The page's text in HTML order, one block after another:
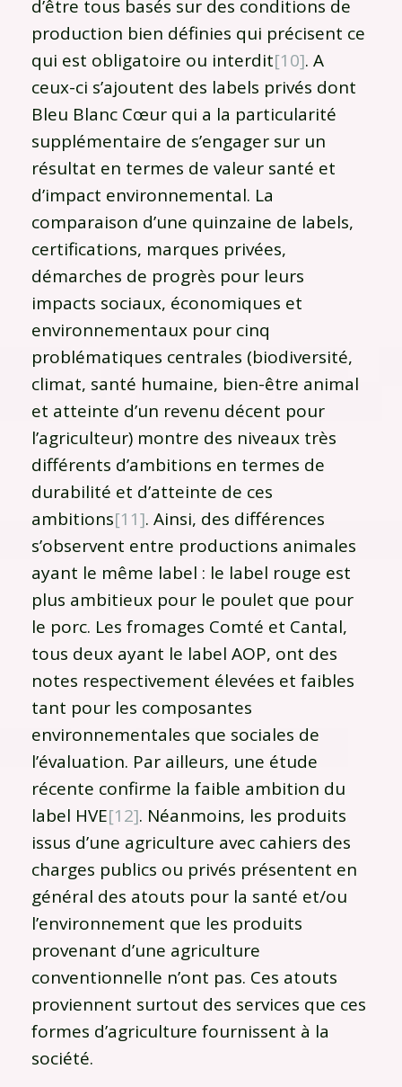
d’être tous basés sur des conditions de
production bien définies qui précisent ce
qui est obligatoire ou interdit[10]. A
ceux-ci s’ajoutent des labels privés dont
Bleu Blanc Cœur qui a la particularité
supplémentaire de s’engager sur un
résultat en termes de valeur santé et
d’impact environnemental. La
comparaison d’une quinzaine de labels,
certifications, marques privées,
démarches de progrès pour leurs
impacts sociaux, économiques et
environnementaux pour cinq
problématiques centrales (biodiversité,
climat, santé humaine, bien-être animal
et atteinte d’un revenu décent pour
l’agriculteur) montre des niveaux très
différents d’ambitions en termes de
durabilité et d’atteinte de ces
ambitions[11]. Ainsi, des différences
s’observent entre productions animales
ayant le même label : le label rouge est
plus ambitieux pour le poulet que pour
le porc. Les fromages Comté et Cantal,
tous deux ayant le label AOP, ont des
notes respectivement élevées et faibles
tant pour les composantes
environnementales que sociales de
l’évaluation. Par ailleurs, une étude
récente confirme la faible ambition du
label HVE[12]. Néanmoins, les produits
issus d’une agriculture avec cahiers des
charges publics ou privés présentent en
général des atouts pour la santé et/ou
l’environnement que les produits
provenant d’une agriculture
conventionnelle n’ont pas. Ces atouts
proviennent surtout des services que ces
formes d’agriculture fournissent à la
société.